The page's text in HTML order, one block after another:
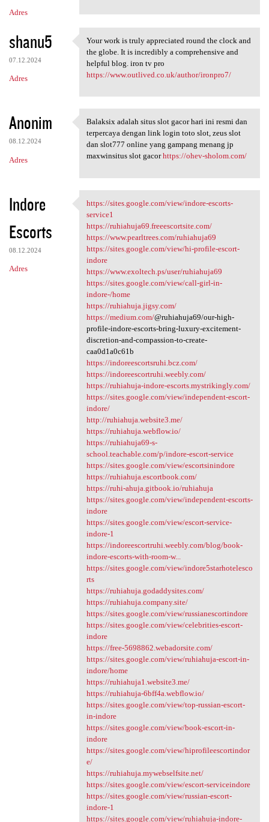
Adres
shanu5
07.12.2024
Adres
Your work is truly
Your work is truly appreciated round the clock and
the globe. It is incredibly a comprehensive and
helpful blog. iron tv pro
https://www.outlived.co.uk/author/ironpro7/
Anonim
08.12.2024
Adres
Balaksix adalah situs slot
Balaksix adalah situs slot gacor hari ini resmi dan
terpercaya dengan link login toto slot, zeus slot
dan slot777 online yang gampang menang jp
maxwinsitus slot gacorhttps://ohev-sholom.com/
Indore
Escorts
08.12.2024
Adres
https://sites.google.com/view
https://sites.google.com/view/indore-escorts-
service1
https://ruhiahuja69.freeescortsite.com/
https://www.pearltrees.com/ruhiahuja69
https://sites.google.com/view/hi-profile-escort-
indore
https://www.exoltech.ps/user/ruhiahuja69
https://sites.google.com/view/call-girl-in-
indore-/home
https://ruhiahuja.jigsy.com/
https://medium.com/@ruhiahuja69/our-high-
profile-indore-escorts-bring-luxury-excitement-
discretion-and-compassion-to-create-
caa0d1a0c61b
https://indoreescortsruhi.bcz.com/
https://indoreescortruhi.weebly.com/
https://ruhiahuja-indore-escorts.mystrikingly.com/
https://sites.google.com/view/independent-escort-
indore/
http://ruhiahuja.website3.me/
https://ruhiahuja.webflow.io/
https://ruhiahuja69-s-
school.teachable.com/p/indore-escort-service
https://sites.google.com/view/escortsinindore
https://ruhiahuja.escortbook.com/
https://ruhi-ahuja.gitbook.io/ruhiahuja
https://sites.google.com/view/independent-escorts-
indore
https://sites.google.com/view/escort-service-
indore-1
https://indoreescortruhi.weebly.com/blog/book-
indore-escorts-with-room-w...
https://sites.google.com/view/indore5starhotelesco
rts
https://ruhiahuja.godaddysites.com/
https://ruhiahuja.company.site/
https://sites.google.com/view/russianescortindore
https://sites.google.com/view/celebrities-escort-
indore
https://free-5698862.webadorsite.com/
https://sites.google.com/view/ruhiahuja-escort-in-
indore/home
https://ruhiahuja1.website3.me/
https://ruhiahuja-6bff4a.webflow.io/
https://sites.google.com/view/top-russian-escort-
in-indore
https://sites.google.com/view/book-escort-in-
indore
https://sites.google.com/view/hiprofileescortindor
e/
https://ruhiahuja.mywebselfsite.net/
https://sites.google.com/view/escort-serviceindore
https://sites.google.com/view/russian-escort-
indore-1
https://sites.google.com/view/ruhiahuja-indore-